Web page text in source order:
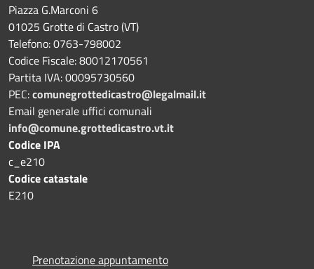
Piazza G.Marconi 6
01025 Grotte di Castro (VT)
Telefono: 0763-798002
Codice Fiscale: 80012170561
Partita IVA: 00095730560
PEC:comunegrottedicastro@legalmail.it
Email generale uffici comunali
info@comune.grottedicastro.vt.it
Codice IPA
c_e210
Codice catastale
E210
Prenotazione appuntamento